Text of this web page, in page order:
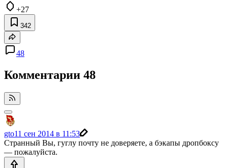
+27
342
48
Комментарии 48
gto11 сен 2014 в 11:53
Странный Вы, гуглу почту не доверяете, а бэкапы дропбоксу
— пожалуйста.